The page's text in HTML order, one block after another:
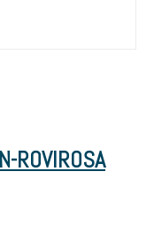
ROVIROSA